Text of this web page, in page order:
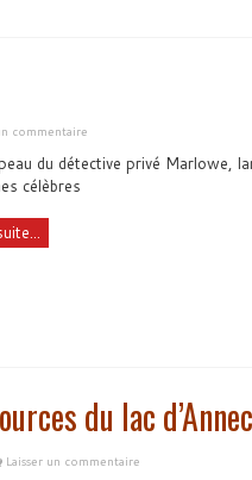
commentaire
du détective privé Marlowe,
célèbres
du lac
Laisser un commentaire